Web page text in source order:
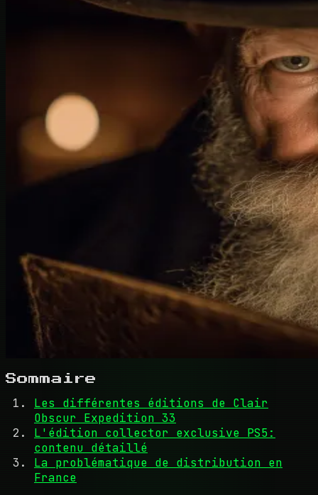
Sommaire
Les différentes éditions de Clair
Obscur Expedition 33
L'édition collector exclusive PS5:
contenu détaillé
La problématique de distribution en
France